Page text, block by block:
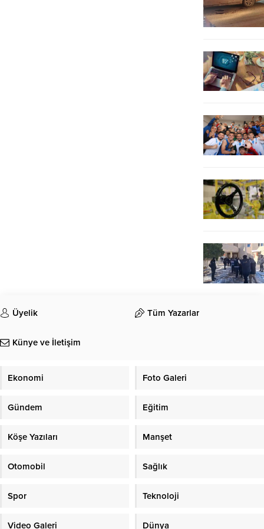
Üyelik Tüm Yazarlar
Künye ve İletişim
Ekonomi Foto Galeri
Gündem Eğitim
Köşe Yazıları Manşet
Otomobil Sağlık
Spor Teknoloji
Video Galeri Dünya